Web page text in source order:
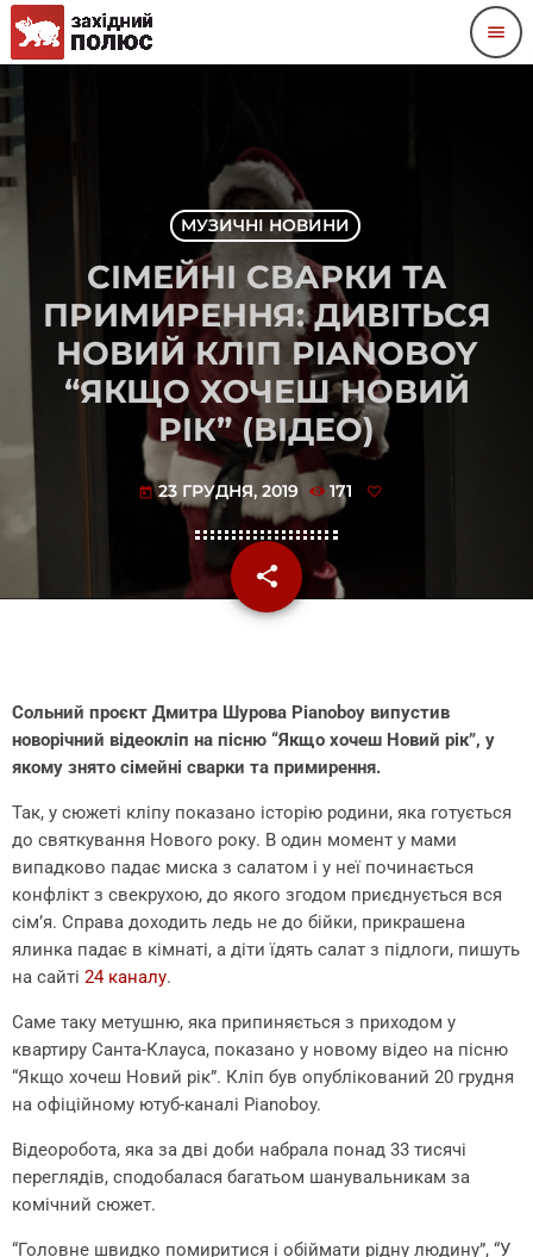
menu
МУЗИЧНІ НОВИНИ
СІМЕЙНІ СВАРКИ ТА
ПРИМИРЕННЯ: ДИВІТЬСЯ
НОВИЙ КЛІП PIANOBOY
“ЯКЩО ХОЧЕШ НОВИЙ
РІК” (ВІДЕО)
today 23 ГРУДНЯ, 2019 171
share
email
Сольний проєкт Дмитра Шурова Pianoboy випустив
новорічний відеокліп на пісню “Якщо хочеш Новий рік”, у
якому знято сімейні сварки та примирення.
Так, у сюжеті кліпу показано історію родини, яка готується
до святкування Нового року. В один момент у мами
випадково падає миска з салатом і у неї починається
конфлікт з свекрухою, до якого згодом приєднується вся
сім’я. Справа доходить ледь не до бійки, прикрашена
ялинка падає в кімнаті, а діти їдять салат з підлоги, пишуть
на сайті 24 каналу.
Саме таку метушню, яка припиняється з приходом у
квартиру Санта-Клауса, показано у новому відео на пісню
“Якщо хочеш Новий рік”. Кліп був опублікований 20 грудня
на офіційному ютуб-каналі Pianoboy.
Відеоробота, яка за дві доби набрала понад 33 тисячі
переглядів, сподобалася багатьом шанувальникам за
комічний сюжет.
“Головне швидко помиритися і обіймати рідну людину”, “У